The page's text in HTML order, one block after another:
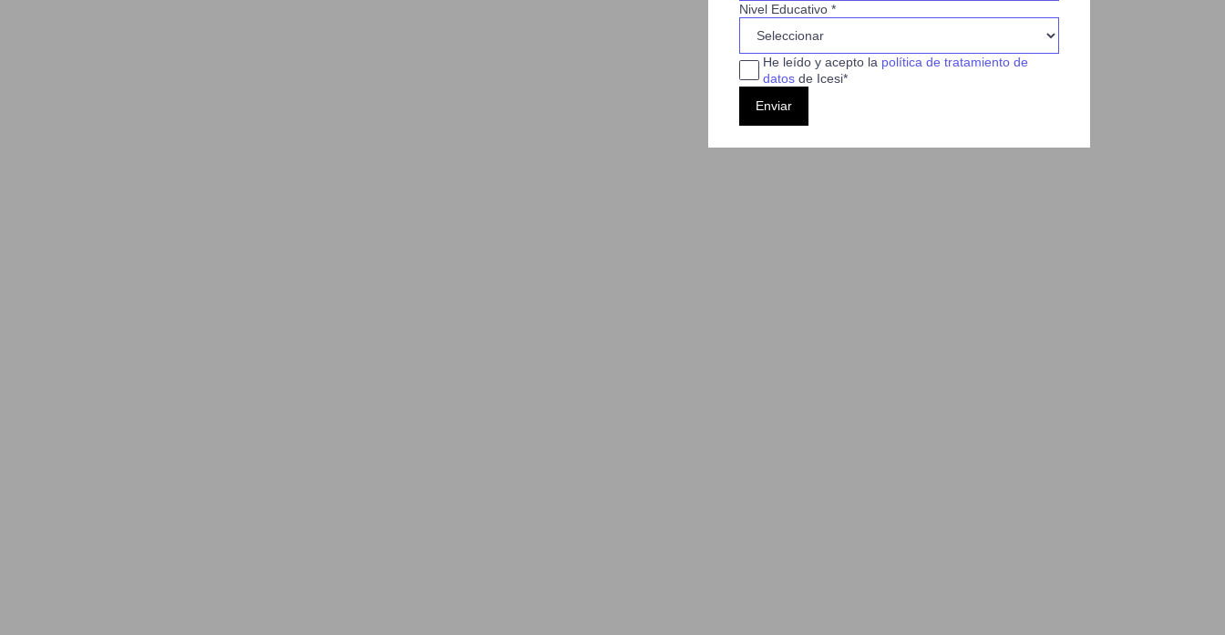
Nivel Educativo *
He leído y acepto la política de tratamiento de
datosde Icesi*